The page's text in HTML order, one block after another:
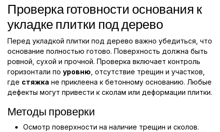
Проверка готовности основания к
укладке плитки под дерево
Перед укладкой плитки под дерево важно убедиться, что
основание полностью готово. Поверхность должна быть
ровной, сухой и прочной. Проверка включает контроль
горизонтали по уровню , отсутствие трещин и участков,
где стяжка не приклеена к бетонному основанию. Любые
дефекты могут привести к сколам или деформации плитки.
Методы проверки
Осмотр поверхности на наличие трещин и сколов.